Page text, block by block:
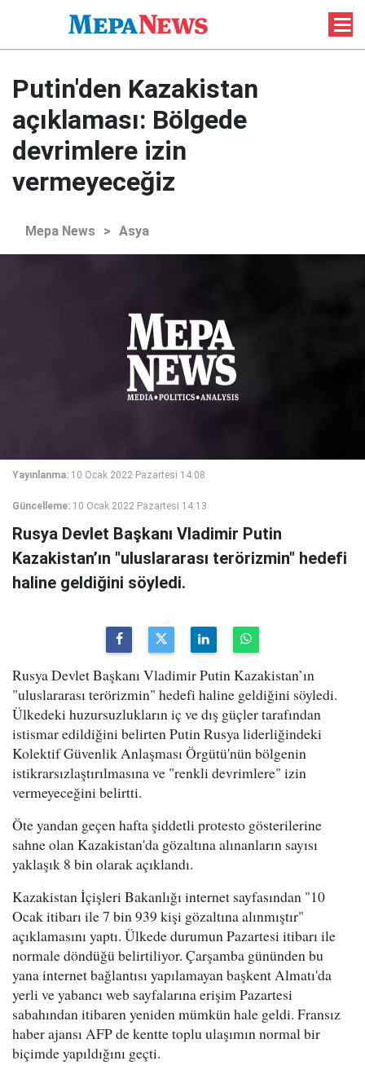
Putin'den Kazakistan
açıklaması: Bölgede
devrimlere izin
vermeyeceğiz
Mepa News > Asya
Yayınlanma: 10 Ocak 2022 Pazartesi 14:08
Güncelleme: 10 Ocak 2022 Pazartesi 14:13
Rusya Devlet Başkanı Vladimir Putin
Kazakistan’ın "uluslararası terörizmin" hedefi
haline geldiğini söyledi.
Rusya Devlet Başkanı Vladimir Putin Kazakistan’ın
"uluslararası terörizmin" hedefi haline geldiğini söyledi.
Ülkedeki huzursuzlukların iç ve dış güçler tarafından
istismar edildiğini belirten Putin Rusya liderliğindeki
Kolektif Güvenlik Anlaşması Örgütü'nün bölgenin
istikrarsızlaştırılmasına ve "renkli devrimlere" izin
vermeyeceğini belirtti.
Öte yandan geçen hafta şiddetli protesto gösterilerine
sahne olan Kazakistan'da gözaltına alınanların sayısı
yaklaşık 8 bin olarak açıklandı.
Kazakistan İçişleri Bakanlığı internet sayfasından "10
Ocak itibarı ile 7 bin 939 kişi gözaltına alınmıştır"
açıklamasını yaptı. Ülkede durumun Pazartesi itibarı ile
normale döndüğü belirtiliyor. Çarşamba gününden bu
yana internet bağlantısı yapılamayan başkent Almatı'da
yerli ve yabancı web sayfalarına erişim Pazartesi
sabahından itibaren yeniden mümkün hale geldi. Fransız
haber ajansı AFP de kentte toplu ulaşımın normal bir
biçimde yapıldığını geçti.